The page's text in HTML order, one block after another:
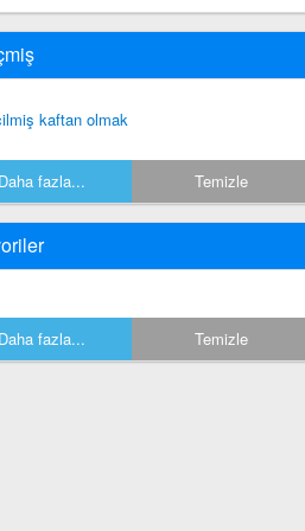
kaftan olmak
Daha fazla... Temizle
Daha fazla... Temizle